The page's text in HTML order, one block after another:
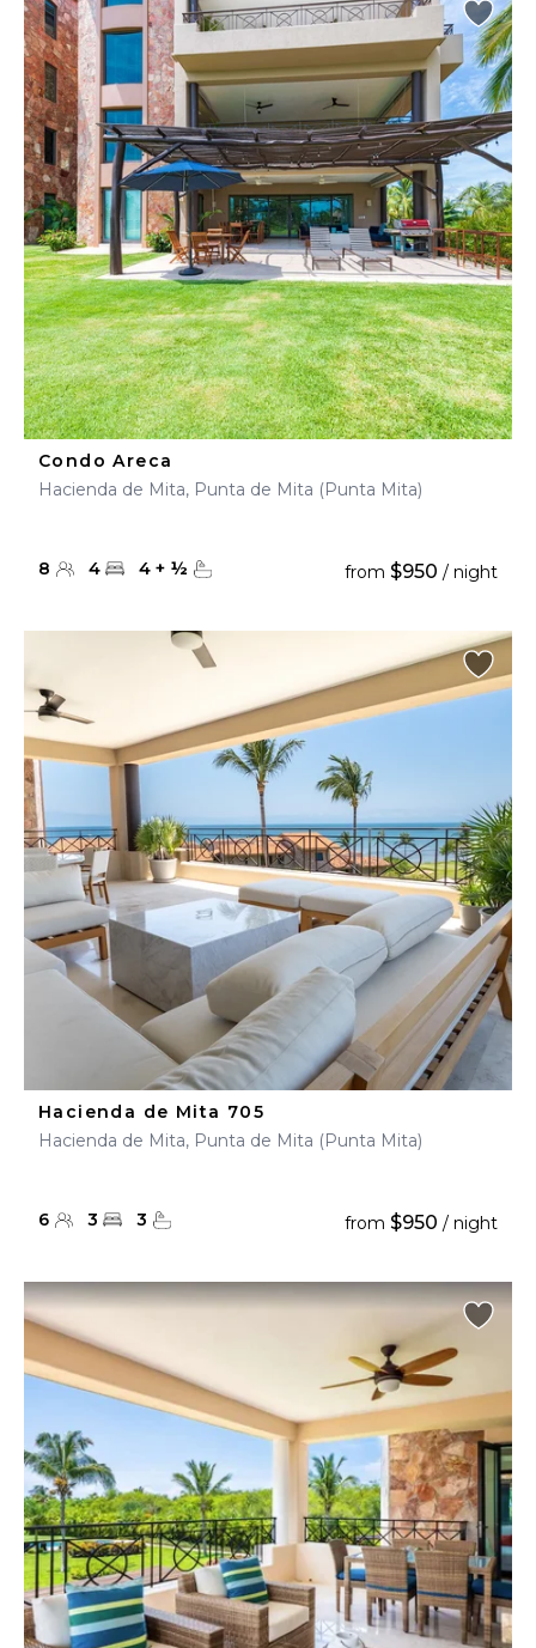
Condo Areca
Hacienda de Mita, Punta de Mita (Punta Mita)
8 4 4 + ½ from $950 / night
Hacienda de Mita 705
Hacienda de Mita, Punta de Mita (Punta Mita)
6 3 3 from $950 / night